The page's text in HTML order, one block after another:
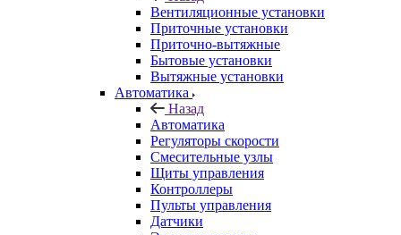
Вентиляционные установки
Приточные установки
Приточно-вытяжные
Бытовые установки
Вытяжные установки
Автоматика
Назад
Автоматика
Регуляторы скорости
Смесительные узлы
Щиты управления
Контроллеры
Пульты управления
Датчики